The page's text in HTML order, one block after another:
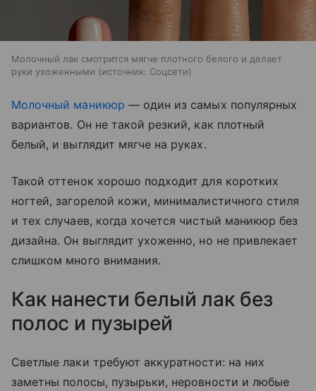
Молочный лак смотрится мягче плотного белого и делает
руки ухоженными
источник: Соцсети
Молочный маникюр — один из самых популярных
вариантов. Он не такой резкий, как плотный
белый, и выглядит мягче на руках.
Такой оттенок хорошо подходит для коротких
ногтей, загорелой кожи, минималистичного стиля
и тех случаев, когда хочется чистый маникюр без
дизайна. Он выглядит ухоженно, но не привлекает
слишком много внимания.
Как нанести белый лак без
полос и пузырей
Светлые лаки требуют аккуратности: на них
заметны полосы, пузырьки, неровности и любые